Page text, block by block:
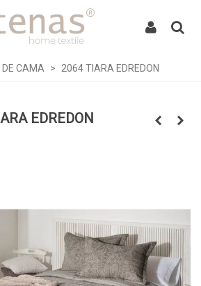
DE CAMA > 2064 TIARA EDREDON
EDREDON